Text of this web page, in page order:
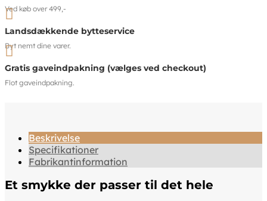
Ved køb over 499,-

Landsdækkende bytteservice
Byt nemt dine varer.

Gratis gaveindpakning (vælges ved checkout)
Flot gaveindpakning.
Beskrivelse
Specifikationer
Fabrikantinformation
Et smykke der passer til det hele